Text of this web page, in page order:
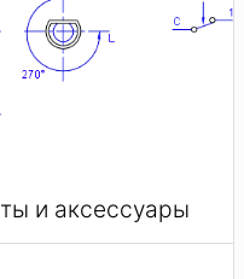
и аксессуары